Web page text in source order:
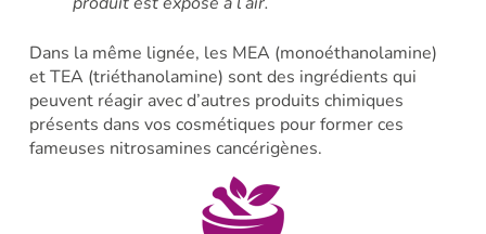
Dans la même lignée, les MEA (monoéthanolamine)
etTEA (triéthanolamine) sont des ingrédients qui
peuvent réagir avec d’autres produits chimiques
présents dans vos cosmétiques pour former ces
fameuses nitrosamines cancérigènes.